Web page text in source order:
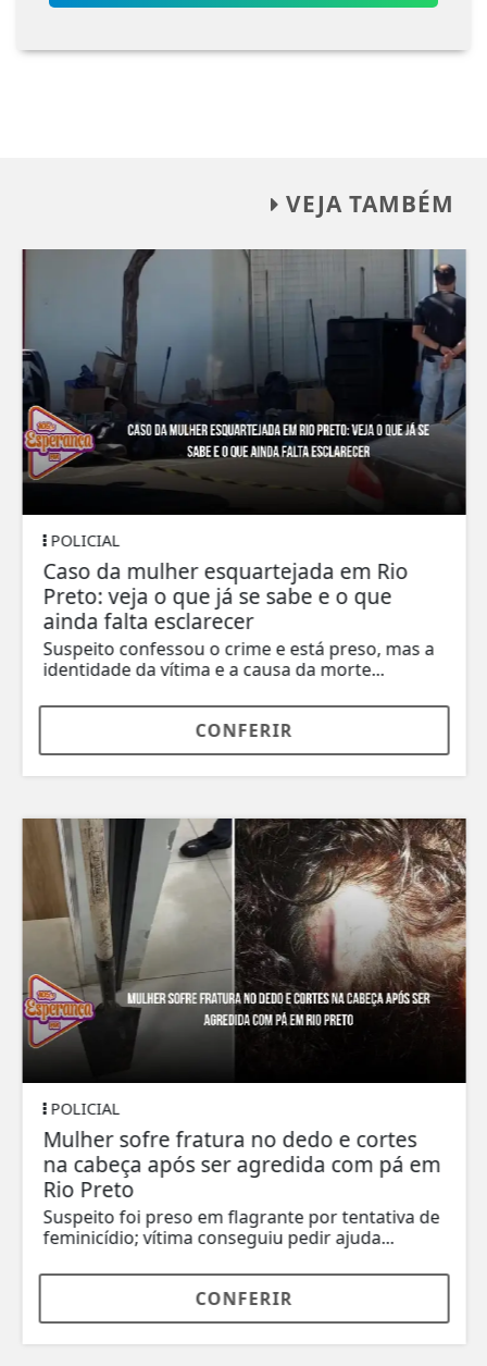
VEJA TAMBÉM
POLICIAL
Caso da mulher esquartejada em Rio
Preto: veja o que já se sabe e o que
ainda falta esclarecer
Suspeito confessou o crime e está preso, mas a
identidade da vítima e a causa da morte...
CONFERIR
POLICIAL
Mulher sofre fratura no dedo e cortes
na cabeça após ser agredida com pá em
Rio Preto
Suspeito foi preso em flagrante por tentativa de
feminicídio; vítima conseguiu pedir ajuda...
CONFERIR